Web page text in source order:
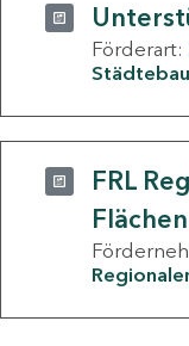
Förderart:
FRL